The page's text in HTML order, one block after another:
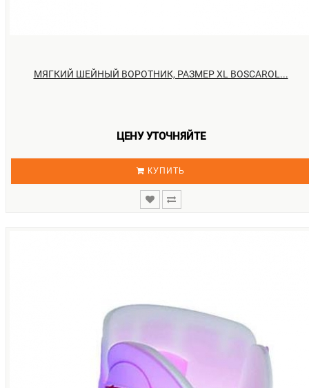
МЯГКИЙ ШЕЙНЫЙ ВОРОТНИК, РАЗМЕР XL BOSCAROL...
ЦЕНУ УТОЧНЯЙТЕ
КУПИТЬ